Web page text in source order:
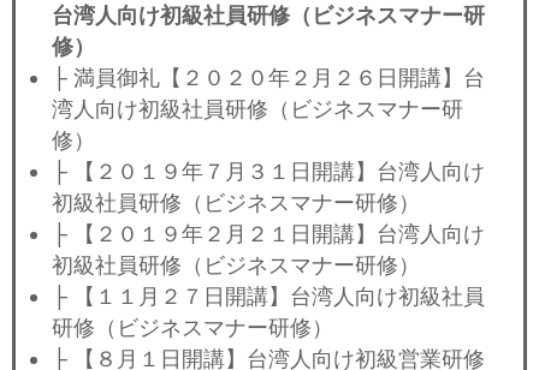
台湾人向け初級社員研修（ビジネスマナー研
修）
├ 満員御礼【２０２０年２月２６日開講】台
湾人向け初級社員研修（ビジネスマナー研
修）
├ 【２０１９年７月３１日開講】台湾人向け
初級社員研修（ビジネスマナー研修）
├ 【２０１９年２月２１日開講】台湾人向け
初級社員研修（ビジネスマナー研修）
├ 【１１月２７日開講】台湾人向け初級社員
研修（ビジネスマナー研修）
├ 【８月１日開講】台湾人向け初級営業研修